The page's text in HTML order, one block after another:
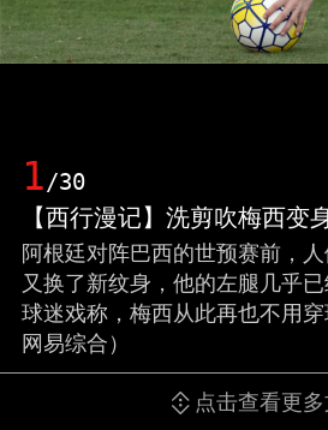
1/30
【西行漫记】洗剪吹梅西变
阿根廷对阵巴西的世预赛前，
又换了新纹身，他的左腿几乎
球迷戏称，梅西从此再也不用穿
网易综合）
点击查看更